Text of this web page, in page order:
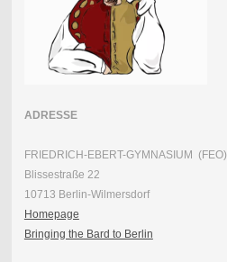
ADRESSE
FRIEDRICH-EBERT-GYMNASIUM (FEO)
Blissestraße 22
10713 Berlin-Wilmersdorf
Homepage
Bringing the Bard to Berlin